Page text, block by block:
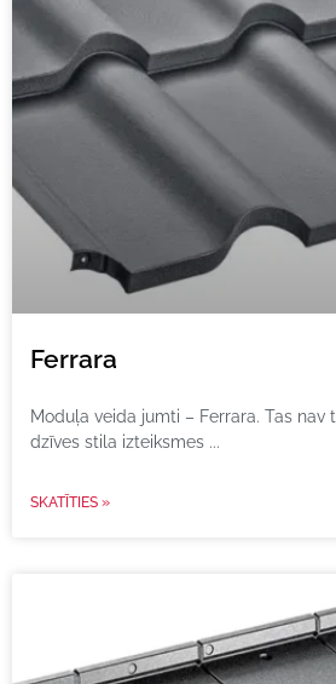
Ferrara
Moduļa veida jumti – Ferrara. Tas nav
dzīves stila izteiksmes
SKATĪTIES »